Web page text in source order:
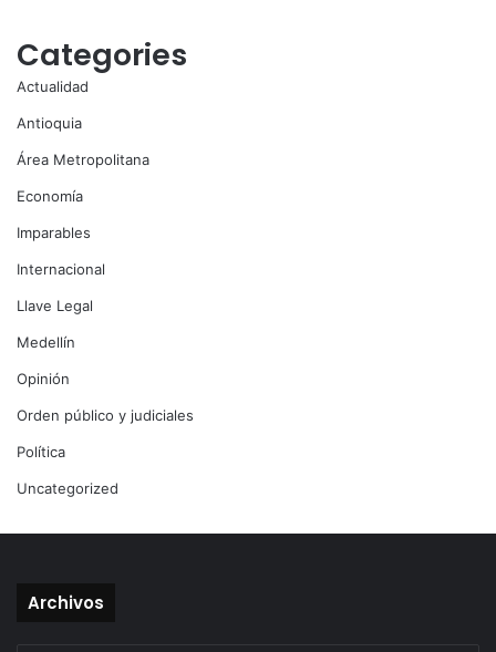
Categories
Actualidad
Antioquia
Área Metropolitana
Economía
Imparables
Internacional
Llave Legal
Medellín
Opinión
Orden público y judiciales
Política
Uncategorized
Archivos